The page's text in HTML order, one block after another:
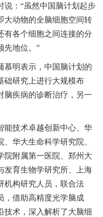
说：“虽然中国脑计划起步
大动物的全脑细胞空间转
有各个细胞之间连接的分
先地位。”
慕明表示，中国脑计划的
础研究上进行大规模布
脑疾病的诊断治疗，另一
能技术卓越创新中心、华
华大生命科学研究院、
院附属第一医院、郑州大
发育生物学研究所、上海
机构研究人员，联合法
，借助高精度光学脑成
技术，深入解析了大脑细